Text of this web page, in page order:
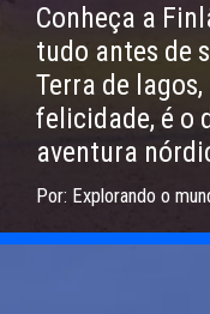
Conheça a
tudo antes de
Terra de
felicidade, é o
aventura
Por: Explorando o